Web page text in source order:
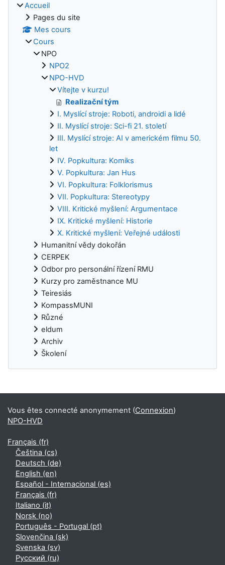
Accueil
Pages du site
Mes cours
Cours
NPO
NPO2
NPO-HVD
Vítejte v kurzu!
Realizační tým
I. Myslící stroje: Roboti, androidi a lidé
II. Myslící stroje: Sci-fi 21. století
III. Myslící stroje: AI v americkém filmu 50.
let
IV. Popkultura: Komiks
V. Popkultura: Jan Hus
VI. Popkultura: Folklorismus
VII. Popkultura: Stereotypy
VIII. Kritické myšlení: Argumentace
IX. Kritické myšlení: Historie
X. Kritické myšlení: Veřejné události
Humanitní vědy dokořán
CERPEK
Odbor pro personální řízení RMU
Kurzy pro zaměstnance MU
Teiresiás
KompassMUNI
Různé
eldum
Archiv
Školení
Blocs supplémentaires
Vous êtes connecté anonymement (Connexion)
NPO-HVD
Français ‎(fr)‎
Čeština ‎(cs)‎
Deutsch ‎(de)‎
English ‎(en)‎
Español - Internacional ‎(es)‎
Français ‎(fr)‎
Italiano ‎(it)‎
Norsk ‎(no)‎
Português - Portugal ‎(pt)‎
Slovenčina ‎(sk)‎
Svenska ‎(sv)‎
Русский ‎(ru)‎